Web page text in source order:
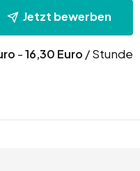
Jetzt bewerben
-16,30 Euro / Stunde